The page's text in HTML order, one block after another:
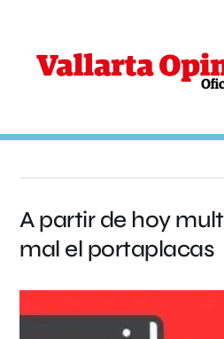
A partir de hoy
mal el portaplacas